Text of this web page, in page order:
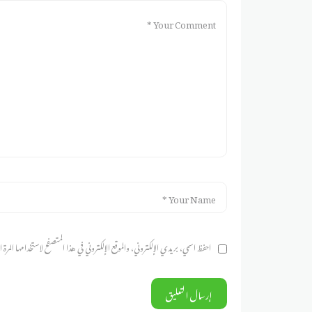
احفظ اسمي، بريدي الإلكتروني، والموقع الإلكتروني في هذا المتصفح لاستخدامها المرة